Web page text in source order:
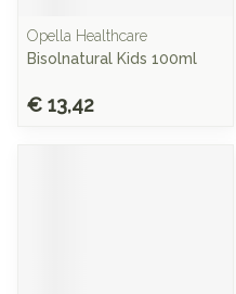
Opella Healthcare
Bisolnatural Kids 100ml
€ 13,42